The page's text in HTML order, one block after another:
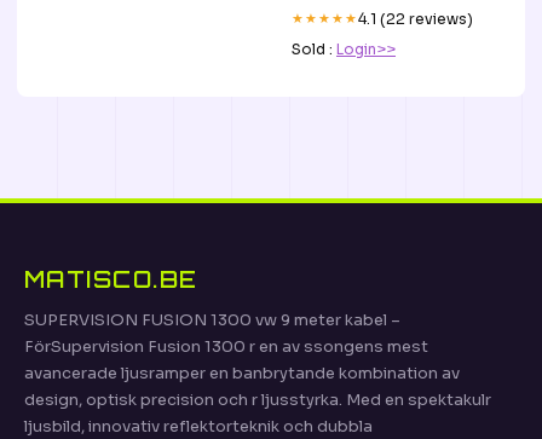
★★★★★4.1 (22 reviews)
Sold : Login>>
MATISCO.BE
SUPERVISION FUSION 1300 vw 9 meter kabel –
FörSupervision Fusion 1300 r en av ssongens mest
avancerade ljusramper en banbrytande kombination av
design, optisk precision och r ljusstyrka. Med en spektakulr
ljusbild, innovativ reflektorteknik och dubbla